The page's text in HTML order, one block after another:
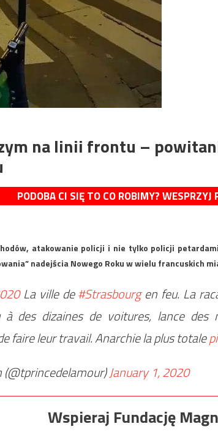
na linii frontu –
PODOBA CI SIĘ TO CO ROBIMY?
atakowanie policji i nie tylko policji
nadejścia Nowego Roku w wielu francuskich
La ville de#Strasbourgen feu. La
des dizaines de voitures, lance des
faire leur travail. Anarchie la plus totale
January 1, 2020
Wspieraj Fundację